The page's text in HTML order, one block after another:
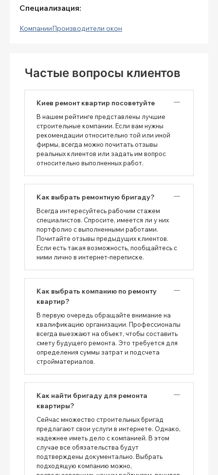
Специализация:
КомпанииПроизводители окон
Частые вопросы клиентов
Киев ремонт квартир посоветуйте
В нашем рейтинге представлены лучшие
строительные компании. Если вам нужны
рекомендации относительно той или иной
фирмы, всегда можно почитать отзывы
реальных клиентов или задать им вопрос
относительно выполненных работ.
Как выбрать ремонтную бригаду?
Всегда интересуйтесь рабочим стажем
специалистов. Спросите, имеется ли у них
портфолио с выполненными работами.
Почитайте отзывы предыдущих клиентов.
Если есть такая возможность, пообщайтесь с
ними лично в интернет-переписке.
Как выбрать компанию по ремонту
квартир?
В первую очередь обращайте внимание на
квалификацию организации. Профессионалы
всегда выезжают на объект, чтобы составить
смету будущего ремонта. Это требуется для
определения суммы затрат и подсчета
стройматериалов.
Как найти бригаду для ремонта
квартиры?
Сейчас множество строительных бригад
предлагают свои услуги в интернете. Однако,
надежнее иметь дело с компанией. В этом
случае все обязательства будут
подтверждены документально. Выбрать
подходящую компанию можно,